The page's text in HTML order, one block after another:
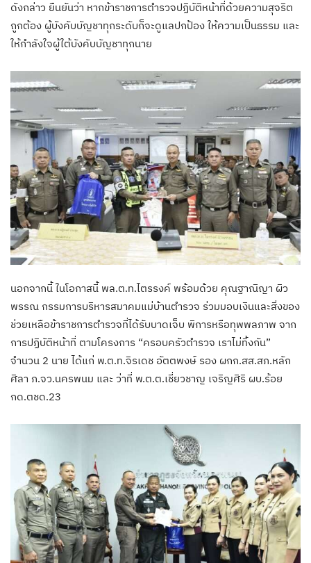
ดังกล่าว ยืนยันว่า หากข้าราชการตำรวจปฏิบัติหน้าที่ด้วยความสุจริต
ถูกต้อง ผู้บังคับบัญชาทุกระดับก็จะดูแลปกป้อง ให้ความเป็นธรรม และ
ให้กำลังใจผู้ใต้บังคับบัญชาทุกนาย
นอกจากนี้ ในโอกาสนี้ พล.ต.ท.ไตรรงค์ พร้อมด้วย คุณฐาณิญา ผิว
พรรณ กรรมการบริหารสมาคมแม่บ้านตำรวจ ร่วมมอบเงินและสิ่งของ
ช่วยเหลือข้าราชการตำรวจที่ได้รับบาดเจ็บ พิการหรือทุพพลภาพ จาก
การปฏิบัติหน้าที่ ตามโครงการ “ครอบครัวตำรวจ เราไม่ทิ้งกัน”
จำนวน 2 นาย ได้แก่ พ.ต.ท.จิรเดช อัตตพงษ์ รอง ผกก.สส.สภ.หลัก
ศิลา ภ.จว.นครพนม และ ว่าที่ พ.ต.ต.เชี่ยวชาญ เจริญศิริ ผบ.ร้อย
กด.ตชด.23